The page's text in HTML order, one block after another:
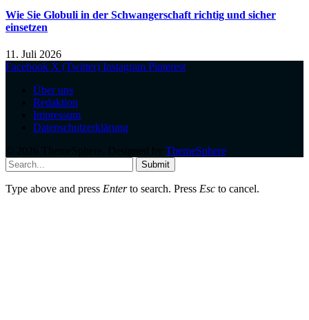
Wie Sie Globuli in der Schwangerschaft richtig und sicher
einsetzen
11. Juli 2026
Facebook X (Twitter) Instagram Pinterest
Über uns
Redaktion
Impressum
Datenschutzerklärung
ThemeSphere
Submit
Type above and press Enterto search. Press Esc to cancel.